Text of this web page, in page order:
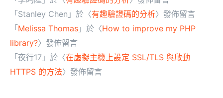
「 Stanley Chen 」於〈有趣驗證碼的分析〉發佈留言
「 Melissa Thomas 」於〈How to improve my PHP
library?〉發佈留言
「 夜行17 」於〈在虛擬主機上設定 SSL/TLS 與啟動
HTTPS 的方法〉發佈留言